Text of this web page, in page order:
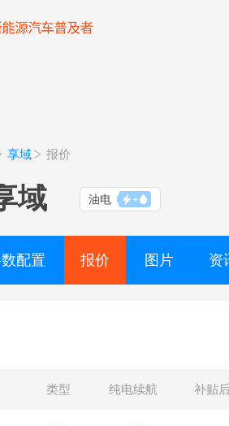
享域 报价
域 油电
配置 报价 图片 资
类型 纯电续航 补贴